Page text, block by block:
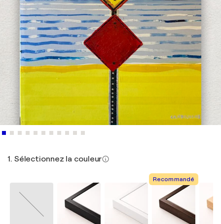
1. Sélectionnez la couleur
Recommandé